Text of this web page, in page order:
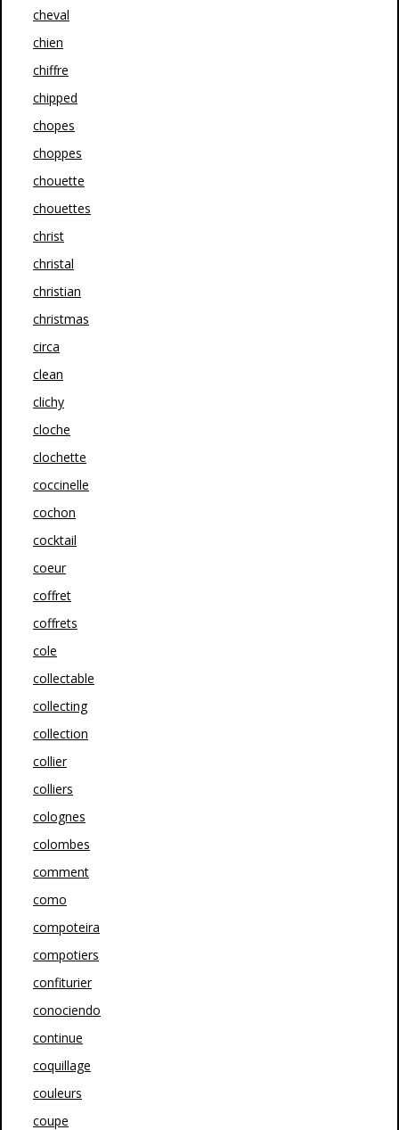
cheval
chien
chiffre
chipped
chopes
choppes
chouette
chouettes
christ
christal
christian
christmas
circa
clean
clichy
cloche
clochette
coccinelle
cochon
cocktail
coeur
coffret
coffrets
cole
collectable
collecting
collection
collier
colliers
colognes
colombes
comment
como
compoteira
compotiers
confiturier
conociendo
continue
coquillage
couleurs
coupe